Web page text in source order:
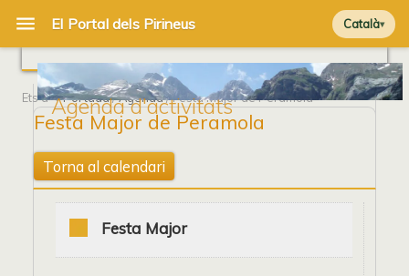
Català
Agenda d'activitats
Ets a Portada/Agenda/ Festa Major de Peramola
Festa Major de Peramola
Torna al calendari
Festa Major